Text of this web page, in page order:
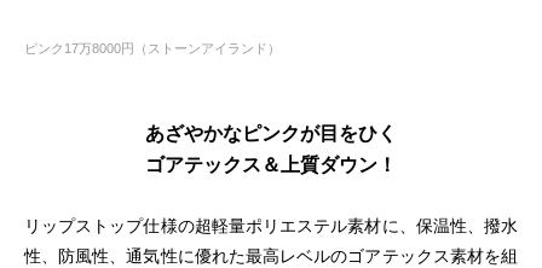
ピンク17万8000円（ストーンアイランド）
あざやかなピンクが目をひく
ゴアテックス＆上質ダウン！
リップストップ仕様の超軽量ポリエステル素材に、保温性、撥水
性、防風性、通気性に優れた最高レベルのゴアテックス素材を組